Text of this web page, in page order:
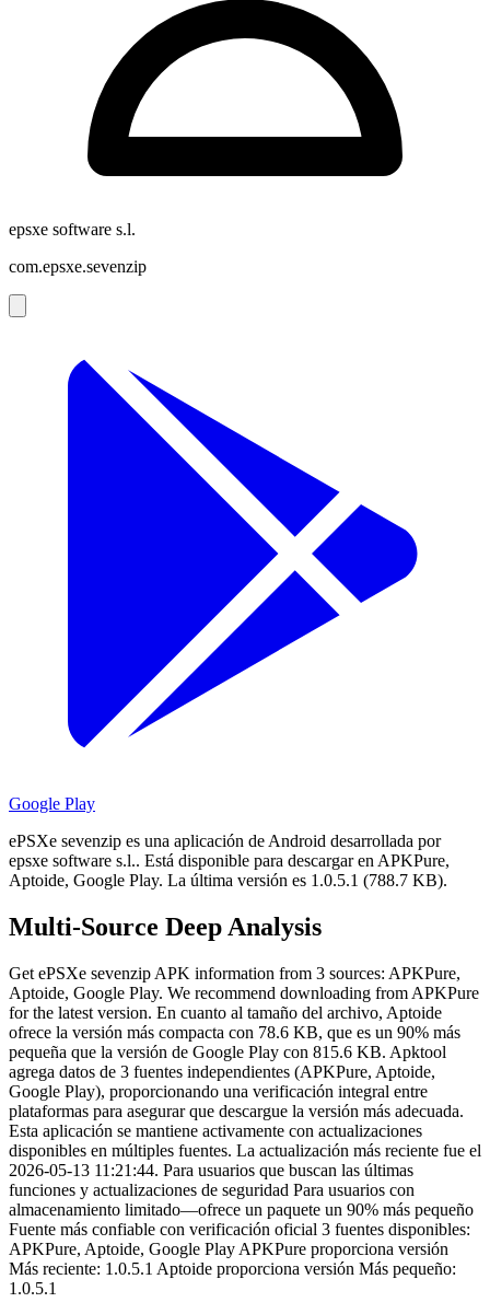
epsxe software s.l.
com.epsxe.sevenzip
Google Play
ePSXe sevenzip es una aplicación de Android desarrollada por
epsxe software s.l.. Está disponible para descargar en APKPure,
Aptoide, Google Play. La última versión es 1.0.5.1 (788.7 KB).
Multi-Source Deep Analysis
Get ePSXe sevenzip APK information from 3 sources: APKPure,
Aptoide, Google Play. We recommend downloading from APKPure
for the latest version. En cuanto al tamaño del archivo, Aptoide
ofrece la versión más compacta con 78.6 KB, que es un 90% más
pequeña que la versión de Google Play con 815.6 KB. Apktool
agrega datos de 3 fuentes independientes (APKPure, Aptoide,
Google Play), proporcionando una verificación integral entre
plataformas para asegurar que descargue la versión más adecuada.
Esta aplicación se mantiene activamente con actualizaciones
disponibles en múltiples fuentes. La actualización más reciente fue el
2026-05-13 11:21:44. Para usuarios que buscan las últimas
funciones y actualizaciones de seguridad Para usuarios con
almacenamiento limitado—ofrece un paquete un 90% más pequeño
Fuente más confiable con verificación oficial 3 fuentes disponibles:
APKPure, Aptoide, Google Play APKPure proporciona versión
Más reciente: 1.0.5.1 Aptoide proporciona versión Más pequeño:
1.0.5.1